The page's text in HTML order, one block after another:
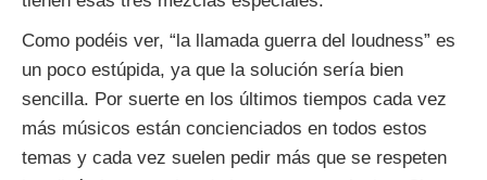
Como podéis ver, “la llamada guerra del loudness” es
un poco estúpida, ya que la solución sería bien
sencilla. Por suerte en los últimos tiempos cada vez
más músicos están concienciados en todos estos
temas y cada vez suelen pedir más que se respeten